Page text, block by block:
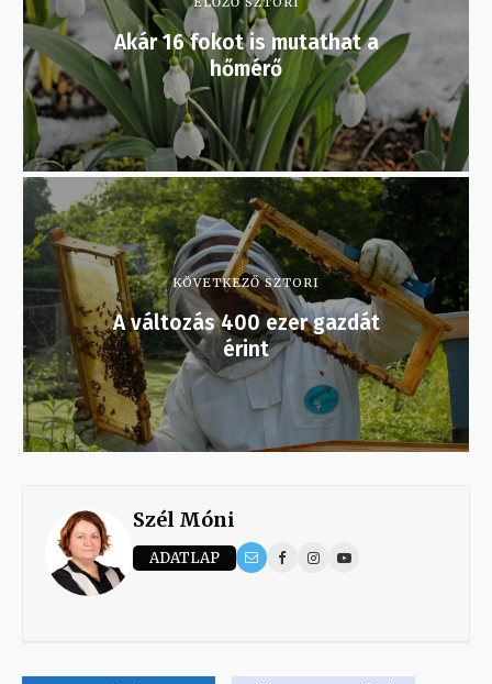
Akár 16 fokot is mutathat a
hőmérő
KÖVETKEZŐ SZTORI
A változás 400 ezer gazdát
érint
Szél Móni
ADATLAP